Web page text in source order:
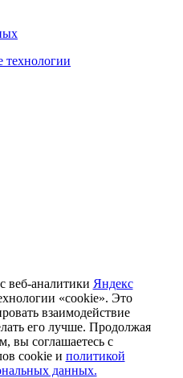
технологии
веб-аналитики Яндекс
«cookie». Это
взаимодействие
его лучше. Продолжая
вы соглашаетесь с
cookie и политикой
данных.